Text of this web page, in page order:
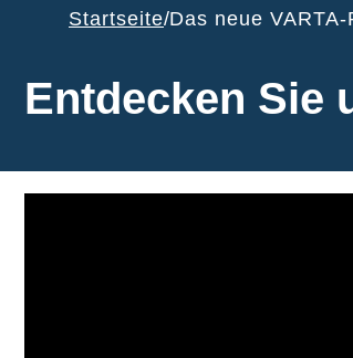
Startseite Das neue
Entdecken Sie